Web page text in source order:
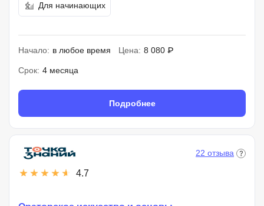
Для начинающих
Начало: в любое время Цена: 8 080 ₽
Срок: 4 месяца
Подробнее
4.7
22 отзыва